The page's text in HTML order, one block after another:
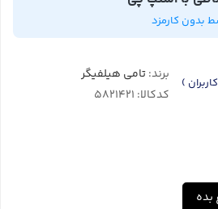
بدون کارمزد
) برند:تامی هیلفیگر
کدکالا:
بده